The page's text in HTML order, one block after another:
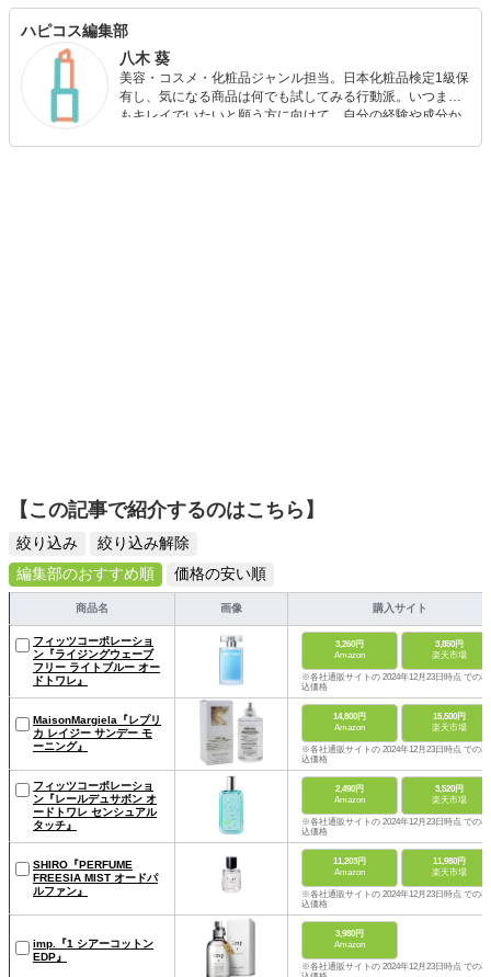
ハピコス編集部
八木 葵
美容・コスメ・化粧品ジャンル担当。日本化粧品検定1級保
有し、気になる商品は何でも試してみる行動派。いつまで
もキレイでいたいと願う方に向けて、自分の経験や成分か
【この記事で紹介するのはこちら】
絞り込み
絞り込み解除
編集部のおすすめ順
価格の安い順
商品名 画像 購入サイト
フィッツコーポレーショ
ン『ライジングウェーブ
フリー ライトブルー オー
ドトワレ』
3,260円
Amazon
3,850円
楽天市場
※各社通販サイトの 2024年12月23日時点 での税
込価格
MaisonMargiela『レプリ
カ レイジー サンデー モ
ーニング』
14,800円
Amazon
15,500円
楽天市場
※各社通販サイトの 2024年12月23日時点 での税
込価格
フィッツコーポレーショ
ン『レールデュサボン オ
ードトワレ センシュアル
タッチ』
2,490円
Amazon
3,520円
楽天市場
※各社通販サイトの 2024年12月23日時点 での税
込価格
SHIRO『PERFUME
FREESIA MIST オードパ
ルファン』
11,203円
Amazon
11,980円
楽天市場
※各社通販サイトの 2024年12月23日時点 での税
込価格
imp.『1 シアーコットン
EDP』
3,980円
Amazon
※各社通販サイトの 2024年12月23日時点 での税